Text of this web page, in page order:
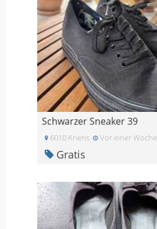
Schwarzer Sneaker 39
6010 Kriens Vor einer Woche
Gratis